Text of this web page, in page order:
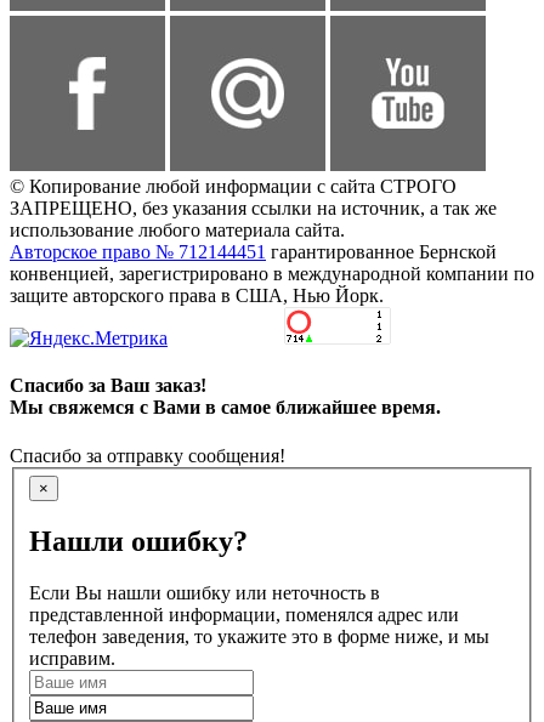
© Копирование любой информации с сайта СТРОГО
ЗАПРЕЩЕНО, без указания ссылки на источник, а так же
использование любого материала сайта.
Авторское право № 712144451 гарантированное Бернской
конвенцией, зарегистрировано в международной компании по
защите авторского права в США, Нью Йорк.
Спасибо за Ваш заказ!
Мы свяжемся с Вами в самое ближайшее время.
Спасибо за отправку сообщения!
×
Нашли ошибку?
Если Вы нашли ошибку или неточность в
представленной информации, поменялся адрес или
телефон заведения, то укажите это в форме ниже, и мы
исправим.